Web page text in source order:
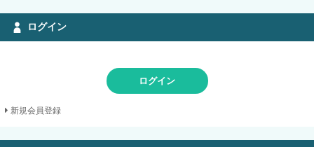
ログイン
ログイン
新規会員登録